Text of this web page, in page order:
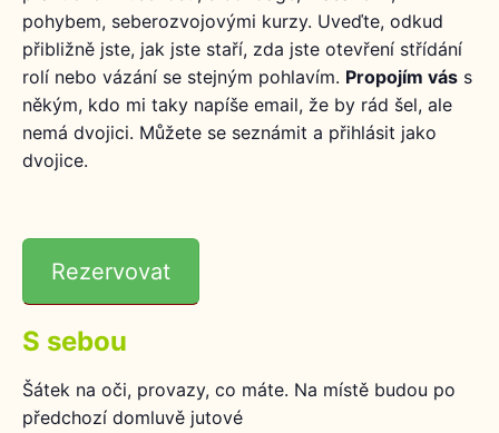
pohybem, seberozvojovými kurzy. Uveďte, odkud
přibližně jste, jak jste staří, zda jste otevření střídání
rolí nebo vázání se stejným pohlavím. Propojím vás s
někým, kdo mi taky napíše email, že by rád šel, ale
nemá dvojici. Můžete se seznámit a přihlásit jako
dvojice.
Rezervovat
S sebou
Šátek na oči, provazy, co máte. Na místě budou po
předchozí domluvě jutové
Uživatelská
zkušenost
Aby naše
webové
stránky